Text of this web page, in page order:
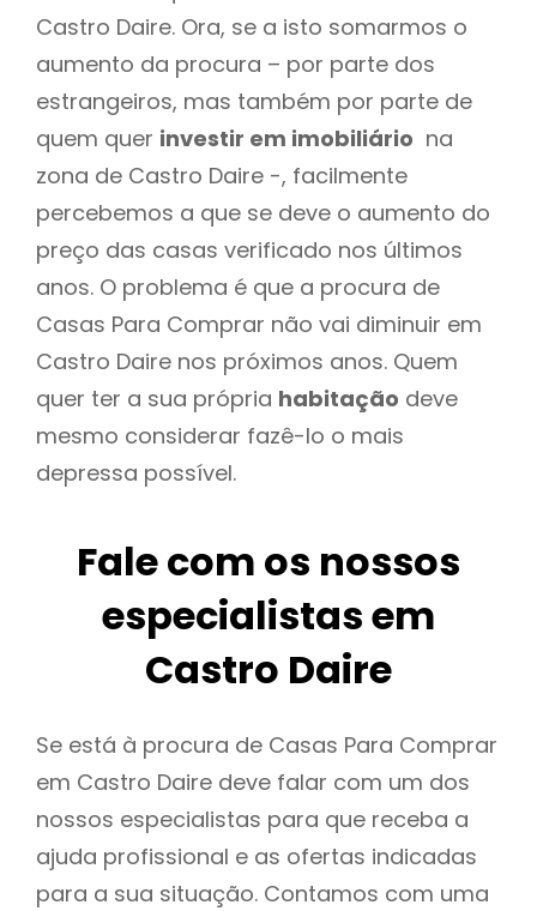
Castro Daire. Ora, se a isto somarmos o
aumento da procura – por parte dos
estrangeiros, mas também por parte de
quem quer investir em imobiliário na
zona de Castro Daire -, facilmente
percebemos a que se deve o aumento do
preço das casas verificado nos últimos
anos. O problema é que a procura de
Casas Para Comprar não vai diminuir em
Castro Daire nos próximos anos. Quem
quer ter a sua própria habitação deve
mesmo considerar fazê-lo o mais
depressa possível.
Fale com os nossos
especialistas em
Castro Daire
Se está à procura de Casas Para Comprar
em Castro Daire deve falar com um dos
nossos especialistas para que receba a
ajuda profissional e as ofertas indicadas
para a sua situação. Contamos com uma